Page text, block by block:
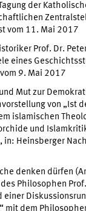
der
vom 11. Mai 2017
Prof. Dr.
eines
9. Mai 2017
Mut zur
von „Ist
islamischen
und
in: Heinsberger
denken dürfen
Philosophen
einer
mit dem